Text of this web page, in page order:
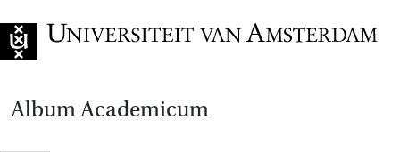
Album Academicum